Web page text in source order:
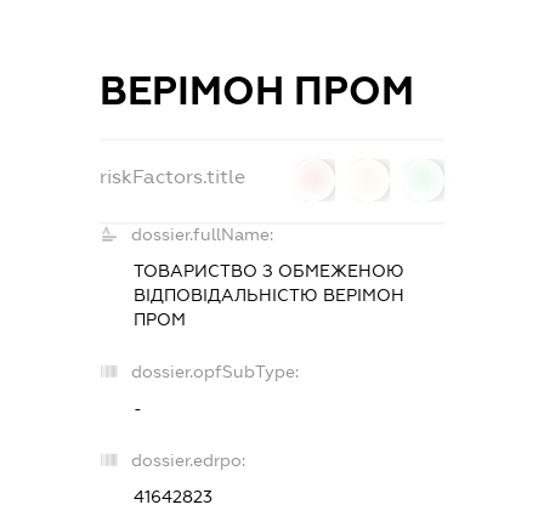
ВЕРІМОН ПРОМ
riskFactors.title
dossier.fullName:
ТОВАРИСТВО З ОБМЕЖЕНОЮ
ВІДПОВІДАЛЬНІСТЮ ВЕРІМОН
ПРОМ
dossier.opfSubType:
-
dossier.edrpo:
41642823